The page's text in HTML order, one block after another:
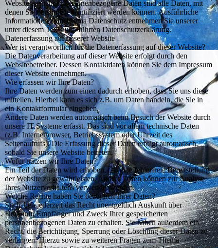
Website besuchen. Personenbezogene Daten sind alle Daten, mit
denen Sie persönlich identifiziert werden können. Ausführliche
Informationen zum Thema Datenschutz entnehmen Sie unserer
unter diesem Text aufgeführten Datenschutzerklärung.
Datenerfassung auf unserer Website
Wer ist verantwortlich für die Datenerfassung auf dieser Website?
Die Datenverarbeitung auf dieser Website erfolgt durch den
Websitebetreiber. Dessen Kontaktdaten können Sie dem Impressum
dieser Website entnehmen.
Wie erfassen wir Ihre Daten?
Ihre Daten werden zum einen dadurch erhoben, dass Sie uns diese
mitteilen. Hierbei kann es sich z.B. um Daten handeln, die Sie in
ein Kontaktformular eingeben.
Andere Daten werden automatisch beim Besuch der Website durch
unsere IT-Systeme erfasst. Das sind vor allem technische Daten
(z.B. Internetbrowser, Betriebssystem oder Uhrzeit des
Seitenaufrufs). Die Erfassung dieser Daten erfolgt automatisch,
sobald Sie unsere Website betreten.
Wofür nutzen wir Ihre Daten?
Ein Teil der Daten wird erhoben, um eine fehlerfreie Bereitstellung
der Website zu gewährleisten. Andere Daten können zur Analyse
Ihres Nutzerverhaltens verwendet werden.
Welche Rechte haben Sie bezüglich Ihrer Daten?
Sie haben jederzeit das Recht unentgeltlich Auskunft über
Herkunft, Empfänger und Zweck Ihrer gespeicherten
personenbezogenen Daten zu erhalten. Sie haben außerdem ein
Recht, die Berichtigung, Sperrung oder Löschung dieser Daten zu
verlangen. Hierzu sowie zu weiteren Fragen zum Thema